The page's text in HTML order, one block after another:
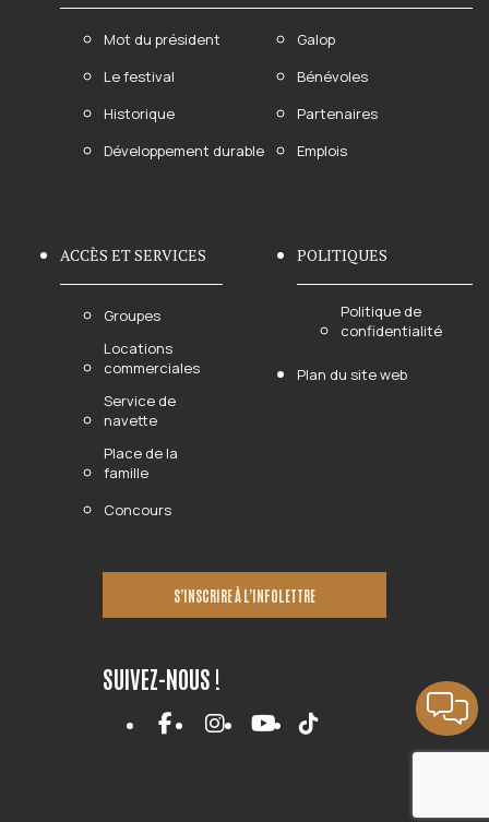
Mot du président
Le festival
Historique
Développement durable
Galop
Bénévoles
Partenaires
Emplois
ACCÈS ET SERVICES
Groupes
Locations
commerciales
Service de
navette
Place de la
famille
Concours
POLITIQUES
Politique de
confidentialité
Plan du site web
S’INSCRIRE À L’INFOLETTRE
SUIVEZ-NOUS !